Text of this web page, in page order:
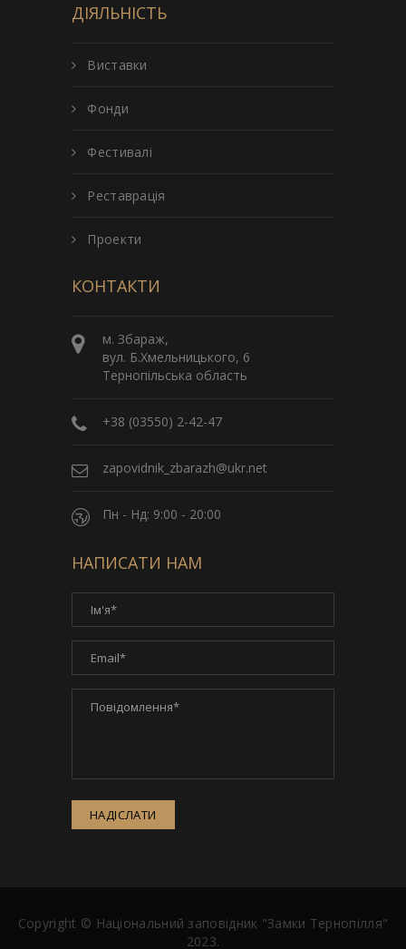
ДІЯЛЬНІСТЬ
Виставки
Фонди
Фестивалі
Реставрація
Проекти
КОНТАКТИ
м. Збараж,
вул. Б.Хмельницького, 6
Тернопільська область
+38 (03550) 2-42-47
zapovidnik_zbarazh@ukr.net
Пн - Нд: 9:00 - 20:00
НАПИСАТИ НАМ
НАДІСЛАТИ
Copyright © Національний заповідник "Замки Тернопілля"
2023.